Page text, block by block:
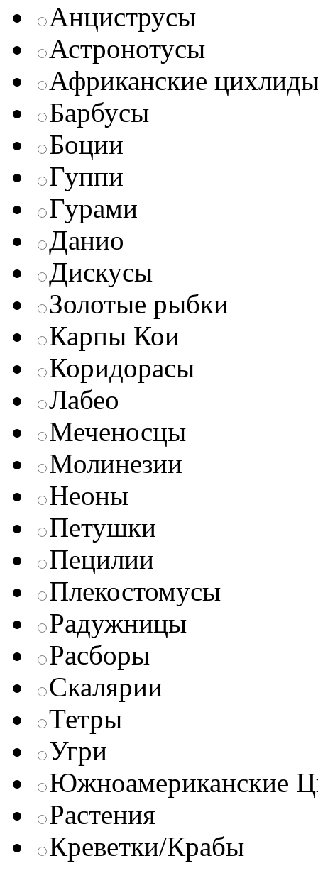
Анциструсы
Астронотусы
Африканские
Барбусы
Боции
Гуппи
Гурами
Данио
Дискусы
Золотые рыбки
Карпы Кои
Коридорасы
Лабео
Меченосцы
Молинезии
Неоны
Петушки
Пецилии
Плекостомусы
Радужницы
Расборы
Скалярии
Тетры
Угри
Южноамериканские
Растения
Креветки/Крабы